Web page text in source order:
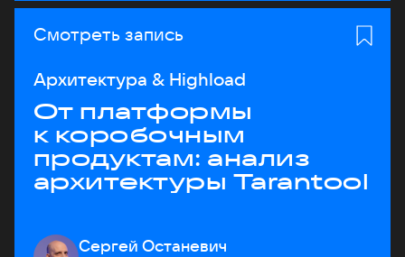
Смотреть запись
Архитектура & Highload
От платформы
к коробочным
продуктам: анализ
архитектуры Tarantool
Сергей Останевич